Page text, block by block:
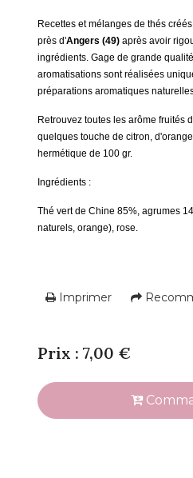
Recettes et mélanges de thés
près d'Angers (49) après avoir
ingrédients. Gage de grande
aromatisations sont réalisées
préparations aromatiques
Retrouvez toutes les arôme fruités
quelques touche de citron,
hermétique de 100 gr.
Ingrédients :
Thé vert de Chine 85%, agrumes
naturels, orange), rose.
Imprimer
Prix : 7,00 €